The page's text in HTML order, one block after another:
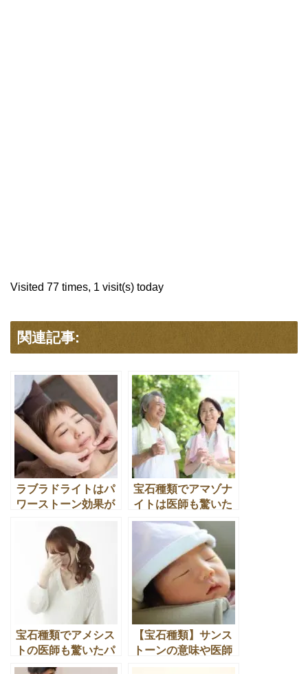
Visited 77 times, 1 visit(s) today
関連記事:
ラブラドライトはパ
ワーストーン効果が
宝石種類でアマゾナ
イトは医師も驚いた
パワーストーン効果
とは
宝石種類でアメシス
トの医師も驚いたパ
ワーストーン効果と
【宝石種類】サンス
トーンの意味や医師